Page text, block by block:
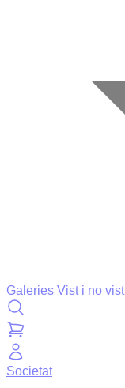
Galeries Vist i no vist
Societat